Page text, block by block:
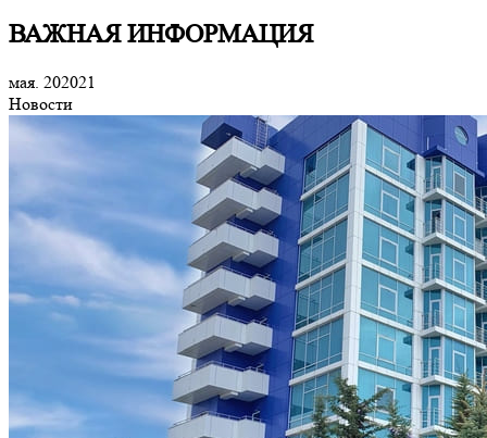
ВАЖНАЯ ИНФОРМАЦИЯ
мая. 202021
Новости